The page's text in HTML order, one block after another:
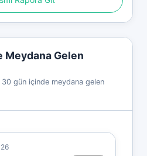
Meydana Gelen
30 gün içinde meydana gelen